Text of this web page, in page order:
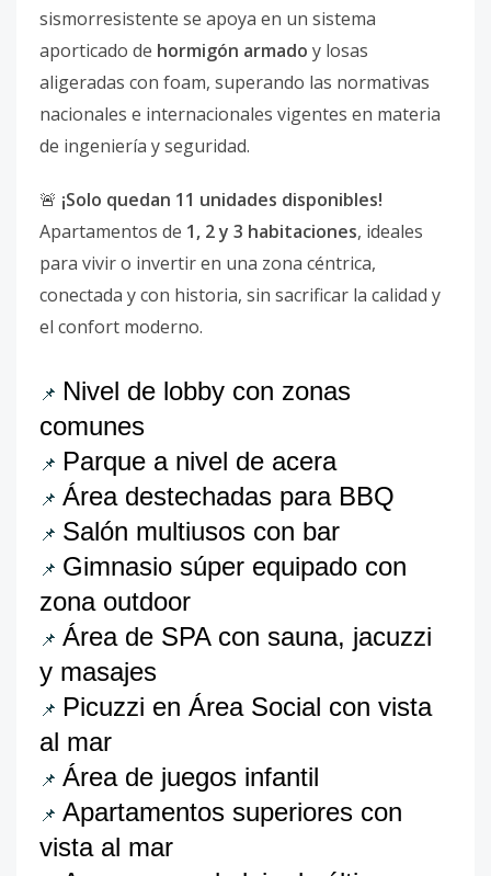
sismorresistente se apoya en un sistema
aporticado de hormigón armado y losas
aligeradas con foam, superando las normativas
nacionales e internacionales vigentes en materia
de ingeniería y seguridad.
🚨 ¡Solo quedan 11 unidades disponibles!
Apartamentos de 1, 2 y 3 habitaciones, ideales
para vivir o invertir en una zona céntrica,
conectada y con historia, sin sacrificar la calidad y
el confort moderno.
📌 Nivel de lobby con zonas
comunes
📌 Parque a nivel de acera
📌 Área destechadas para BBQ
📌 Salón multiusos con bar
📌 Gimnasio súper equipado con
zona outdoor
📌 Área de SPA con sauna, jacuzzi
y masajes
📌 Picuzzi en Área Social con vista
al mar
📌 Área de juegos infantil
📌 Apartamentos superiores con
vista al mar